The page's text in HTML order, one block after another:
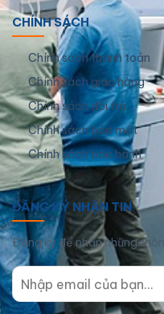
CHÍNH SÁCH
Chính sách thanh toán
Chính sách giao hàng
Chính sách đổi trả
Chính sách bảo mật
Chính sách bảo hành
ĐĂNG KÝ NHẬN TIN
Đăng ký để nhận những